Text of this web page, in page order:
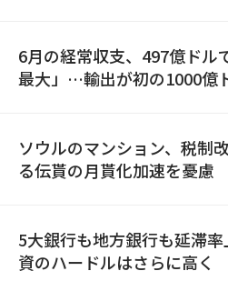
6月の経常収支、497億ドル
最大」…輸出が初の1000億
ソウルのマンション、税制
る伝貰の月貰化加速を憂慮
5大銀行も地方銀行も延滞
資のハードルはさらに高く